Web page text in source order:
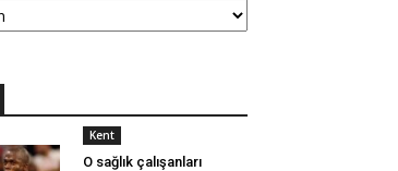
Kent
O sağlık çalışanları